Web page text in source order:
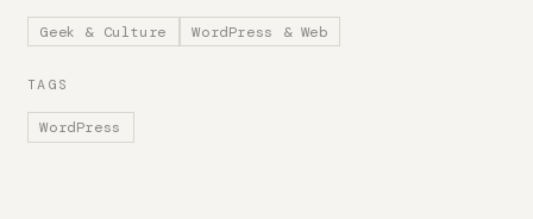
Geek & Culture WordPress & Web
TAGS
WordPress